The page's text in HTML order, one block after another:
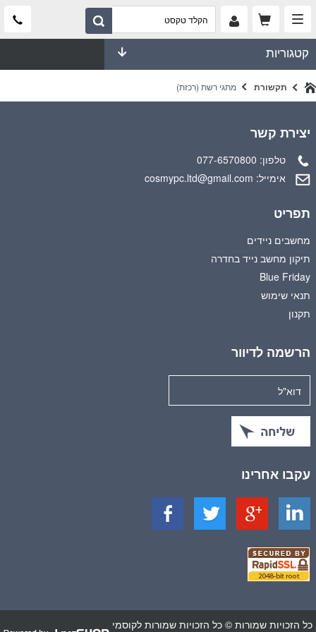
קטגוריות
תקשורת מתגי רשת (רכזת)
יצירת קשר
טלפון: 077-6570800
אימייל: cosmypc.ltd@gmail.com
תפריט
מחשבים ניידים
תיקון מחשב נייד בחדרה
Blue Friday
תנאי שימוש
תקנון
הרשמה לדיוור
עקבו אחרינו
כל הזכויות שמורות © כל הזכויות שמורות לקוסמי